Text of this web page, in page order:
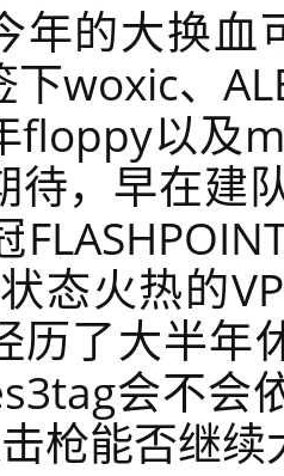
年的大换血
下woxic、
floppy以及
待，早在建
态火热的
历了大半年
会不会
枪能否继